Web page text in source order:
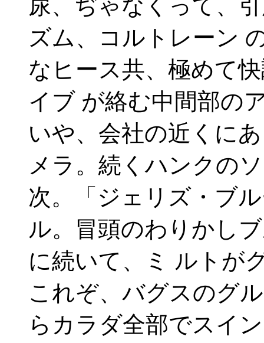
尿、ぢゃなくって、
ズム、コルトレーン
なヒース共、極めて
イブ が絡む中間部の
いや、会社の近くに
メラ。続くハンクの
次。「ジェリズ・ブ
ル。冒頭のわりかし
に続いて、ミ ルトが
これぞ、バグスのグ
らカラダ全部でスイ